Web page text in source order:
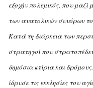
εξοχήν πολεμικός, που
των ανατολικών συνόρων
Kατά τη διάρκεια των
στρατηγοί που
δημόσια κτίρια και
ίδρυσε τις εκκλησίες του